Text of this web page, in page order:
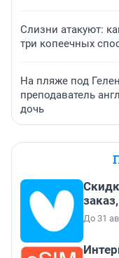
Слизни атакуют:
три копеечных
На пляже под
преподаватель
дочь
До 31